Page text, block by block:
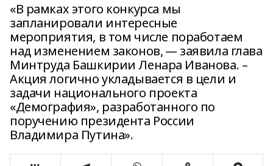
«В рамках этого конкурса мы
запланировали интересные
мероприятия, в том числе поработаем
над изменением законов, — заявила глава
Минтруда Башкирии Ленара Иванова. –
Акция логично укладывается в цели и
задачи национального проекта
«Демография», разработанного по
поручению президента России
Владимира Путина».